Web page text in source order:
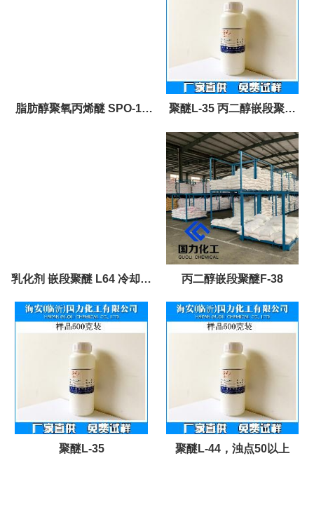
脂肪醇聚氧丙烯醚 SPO-15 聚醚L-35 丙二醇嵌段聚醚
L35 低泡沫洗涤剂
乳化剂 嵌段聚醚 L64 冷却剂
原油破乳剂
丙二醇嵌段聚醚F-38
聚醚L-35 聚醚L-44，浊点50以上